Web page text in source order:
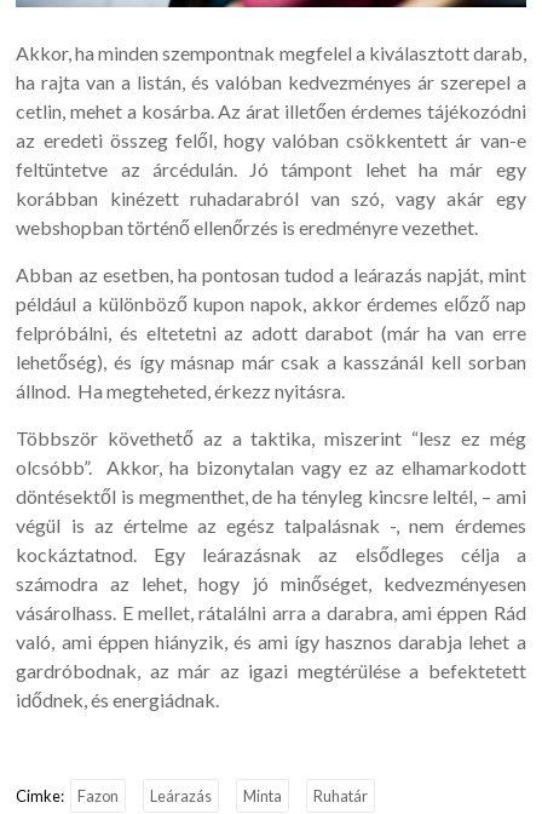
Akkor, ha minden szempontnak megfelel a kiválasztott darab,
ha rajta van a listán, és valóban kedvezményes ár szerepel a
cetlin, mehet a kosárba. Az árat illetően érdemes tájékozódni
az eredeti összeg felől, hogy valóban csökkentett ár van-e
feltüntetve az árcédulán. Jó támpont lehet ha már egy
korábban kinézett ruhadarabról van szó, vagy akár egy
webshopban történő ellenőrzés is eredményre vezethet.
Abban az esetben, ha pontosan tudod a leárazás napját, mint
például a különböző kupon napok, akkor érdemes előző nap
felpróbálni, és eltetetni az adott darabot (már ha van erre
lehetőség), és így másnap már csak a kasszánál kell sorban
állnod. Ha megteheted, érkezz nyitásra.
Többször követhető az a taktika, miszerint “lesz ez még
olcsóbb”. Akkor, ha bizonytalan vagy ez az elhamarkodott
döntésektől is megmenthet, de ha tényleg kincsre leltél, – ami
végül is az értelme az egész talpalásnak -, nem érdemes
kockáztatnod. Egy leárazásnak az elsődleges célja a
számodra az lehet, hogy jó minőséget, kedvezményesen
vásárolhass. E mellet, rátalálni arra a darabra, ami éppen Rád
való, ami éppen hiányzik, és ami így hasznos darabja lehet a
gardróbodnak, az már az igazi megtérülése a befektetett
idődnek, és energiádnak.
Cimke: Fazon Leárazás Minta Ruhatár